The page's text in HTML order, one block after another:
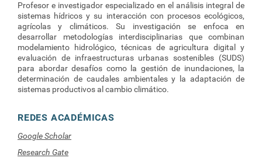
Profesor e investigador especializado en el análisis integral de
sistemas hídricos y su interacción con procesos ecológicos,
agrícolas y climáticos. Su investigación se enfoca en
desarrollar metodologías interdisciplinarias que combinan
modelamiento hidrológico, técnicas de agricultura digital y
evaluación de infraestructuras urbanas sostenibles (SUDS)
para abordar desafíos como la gestión de inundaciones, la
determinación de caudales ambientales y la adaptación de
sistemas productivos al cambio climático.
REDES ACADÉMICAS
Google Scholar
Research Gate